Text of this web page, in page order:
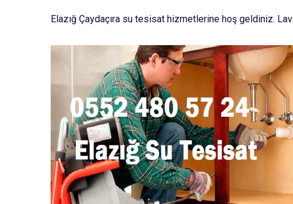
Elazığ Çaydaçıra su tesisat hizmetlerine hoş geldiniz.